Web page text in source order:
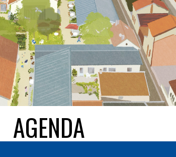
AGENDA